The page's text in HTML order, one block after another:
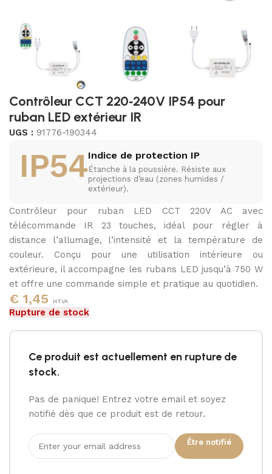
Contrôleur CCT 220‑240V IP54 pour
ruban LED extérieur IR
UGS : 91776-190344
IP54Indice de protection IP
Étanche à la poussière. Résiste aux
projections d’eau (zones humides /
extérieur).
Contrôleur pour ruban LED CCT 220V AC avec
télécommande IR 23 touches, idéal pour régler à
distance l’allumage, l’intensité et la température de
couleur. Conçu pour une utilisation intérieure ou
extérieure, il accompagne les rubans LED jusqu’à 750 W
et offre une commande simple et pratique au quotidien.
€ 1,45 HTVA
Rupture de stock
Ce produit est actuellement en rupture de
stock.
Pas de panique! Entrez votre email et soyez
notifié dès que ce produit est de retour.
Être notifié